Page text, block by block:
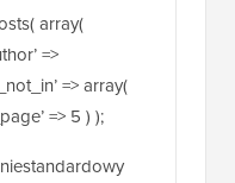
array(
=>
=> array(
=> 5 ) );